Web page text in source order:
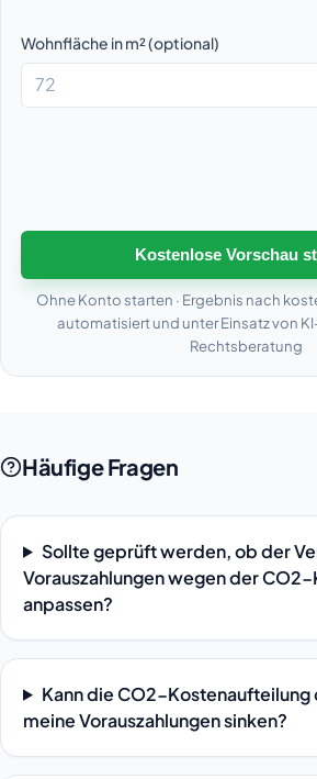
Wohnfläche in m² (optional)
Kostenlose Vorschau
Ohne Konto starten · Ergebnis nach
automatisiert und unter Einsatz von
Rechtsberatung
Häufige Fragen
Sollte geprüft werden, ob der
Vorauszahlungen wegen der
anpassen?
Kann die CO2-Kostenaufteilung
meine Vorauszahlungen sinken?